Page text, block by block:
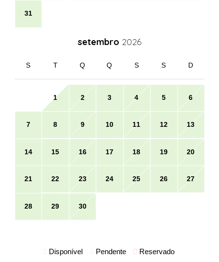
31
setembro 2026
S T Q Q S S D
1 2 3 4 5 6
7 8 9 10 11 12 13
14 15 16 17 18 19 20
21 22 23 24 25 26 27
28 29 30
Disponível Pendente Reservado